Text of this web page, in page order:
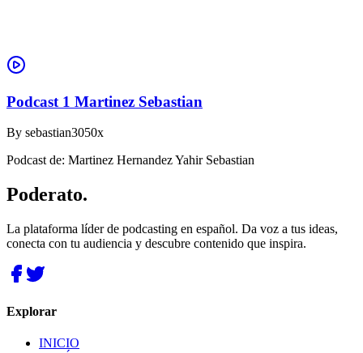
Podcast 1 Martinez Sebastian
By sebastian3050x
Podcast de: Martinez Hernandez Yahir Sebastian
Poderato.
La plataforma líder de podcasting en español. Da voz a tus ideas,
conecta con tu audiencia y descubre contenido que inspira.
Explorar
INICIO